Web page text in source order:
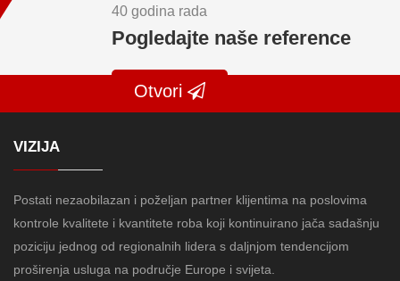
40 godina rada
Pogledajte naše reference
Otvori
VIZIJA
Postati nezaobilazan i poželjan partner klijentima na poslovima
kontrole kvalitete i kvantitete roba koji kontinuirano jača sadašnju
poziciju jednog od regionalnih lidera s daljnjom tendencijom
proširenja usluga na područje Europe i svijeta.